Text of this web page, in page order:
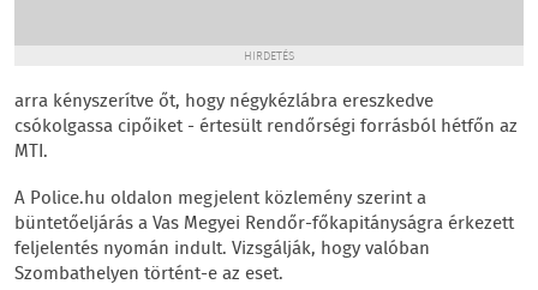
HIRDETÉS
arra kényszerítve őt, hogy négykézlábra ereszkedve
csókolgassa cipőiket - értesült rendőrségi forrásból hétfőn az
MTI.
A Police.hu oldalon megjelent közlemény szerint a
büntetőeljárás a Vas Megyei Rendőr-főkapitányságra érkezett
feljelentés nyomán indult. Vizsgálják, hogy valóban
Szombathelyen történt-e az eset.